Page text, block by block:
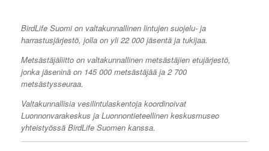
BirdLife Suomi on valtakunnallinen lintujen suojelu- ja
harrastusjärjestö, jolla on yli 22 000 jäsentä ja tukijaa.
Metsästäjäliitto on valtakunnallinen metsästäjien etujärjestö,
jonka jäseninä on 145 000 metsästäjää ja 2 700
metsästysseuraa.
Valtakunnallisia vesilintulaskentoja koordinoivat
Luonnonvarakeskus ja Luonnontieteellinen keskusmuseo
yhteistyössä BirdLife Suomen kanssa.